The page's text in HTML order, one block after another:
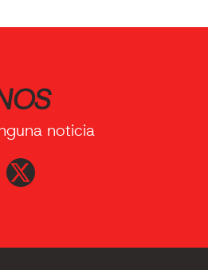
noticia